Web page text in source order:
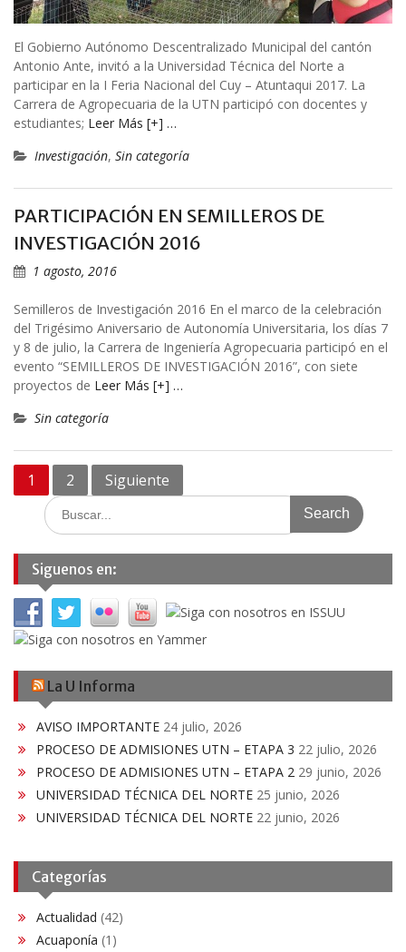
El Gobierno Autónomo Descentralizado Municipal del cantón
Antonio Ante, invitó a la Universidad Técnica del Norte a
participar en la I Feria Nacional del Cuy – Atuntaqui 2017. La
Carrera de Agropecuaria de la UTN participó con docentes y
estudiantes; Leer Más [+] …
Investigación, Sin categoría
PARTICIPACIÓN EN SEMILLEROS DE
INVESTIGACIÓN 2016
1 agosto, 2016
Semilleros de Investigación 2016 En el marco de la celebración
del Trigésimo Aniversario de Autonomía Universitaria, los días 7
y 8 de julio, la Carrera de Ingeniería Agropecuaria participó en el
evento “SEMILLEROS DE INVESTIGACIÓN 2016”, con siete
proyectos de Leer Más [+] …
Sin categoría
Navegación
entradas
1 2 Siguiente
Search
for:
Siguenos en:
La U Informa
AVISO IMPORTANTE 24 julio, 2026
PROCESO DE ADMISIONES UTN – ETAPA 3 22 julio, 2026
PROCESO DE ADMISIONES UTN – ETAPA 2 29 junio, 2026
UNIVERSIDAD TÉCNICA DEL NORTE 25 junio, 2026
UNIVERSIDAD TÉCNICA DEL NORTE 22 junio, 2026
Categorías
Actualidad (42)
Acuaponía (1)